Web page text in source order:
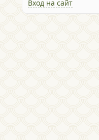
Вход на сайт